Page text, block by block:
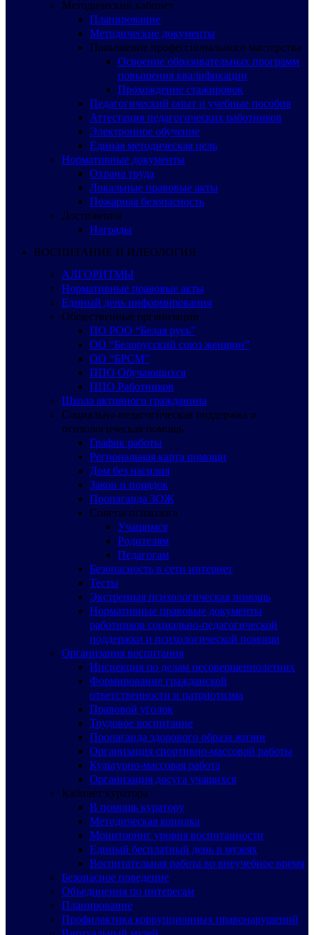
Методический кабинет
Планирование
Методические документы
Повышение профессионального мастерства
Освоение образовательных программ
повышения квалификации
Прохождение стажировок
Педагогический опыт и учебные пособия
Аттестация педагогических работников
Электронное обучение
Единая методическая цель
Нормативные документы
Охрана труда
Локальные правовые акты
Пожарная безопасность
Достижения
Награды
ВОСПИТАНИЕ И ИДЕОЛОГИЯ
АЛГОРИТМЫ
Нормативные правовые акты
Единый день информирования
Общественные организации
ПО РОО “Белая русь”
ОО “Белорусский союз женщин”
ОО “БРСМ”
ППО Обучающихся
ППО Работников
Школа активного гражданина
Социально-педагогическая поддержка и
психологическая помощь
График работы
Региональная карта помощи
Дом без насилия
Закон и порядок
Пропаганда ЗОЖ
Советы психолога
Учащимся
Родителям
Педагогам
Безопасность в сети интернет
Тесты
Экстренная психологическая помощь
Нормативные правовые документы
работников социально-педагогической
поддержки и психологической помощи
Организация воспитания
Инспекция по делам несовершеннолетних
Формирование гражданской
ответственности и патриотизма
Правовой уголок
Трудовое воспитание
Пропаганда здорового образа жизни
Организация спортивно-массовой работы
Культурно-массовая работа
Организация досуга учащихся
Кабинет куратора
В помощь куратору
Методическая копилка
Мониторинг уровня воспитанности
Единый бесплатный день в музеях
Воспитательная работа во внеучебное время
Безопасное поведение
Объединения по интересам
Планирование
Профилактика коррупционных правонарушений